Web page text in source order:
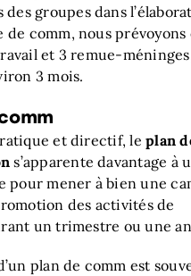
des groupes dans
de comm, nous
et 3 remue-
3 mois.
et directif, leplan
s’apparente davantage à
pour mener à bien une
des activités de
un trimestre ou une
plan de comm est